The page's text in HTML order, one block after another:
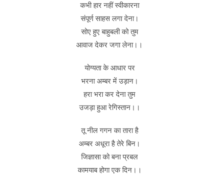
कभी हार नहीं स्वीकारना
संपूर्ण साहस लगा देना।
सोए हुए बाहुबली को तुम
आवाज देकर जगा लेना।।
योग्यता के आधार पर
भरना अम्बर में उड़ान।
हरा भरा कर देना तुम
उजड़ा हुआ रेगिस्तान।।
तू नील गगन का तारा है
अम्बर अधूरा है तेरे बिन।
जिज्ञासा को बना प्रबल
कामयाब होगा एक दिन।।